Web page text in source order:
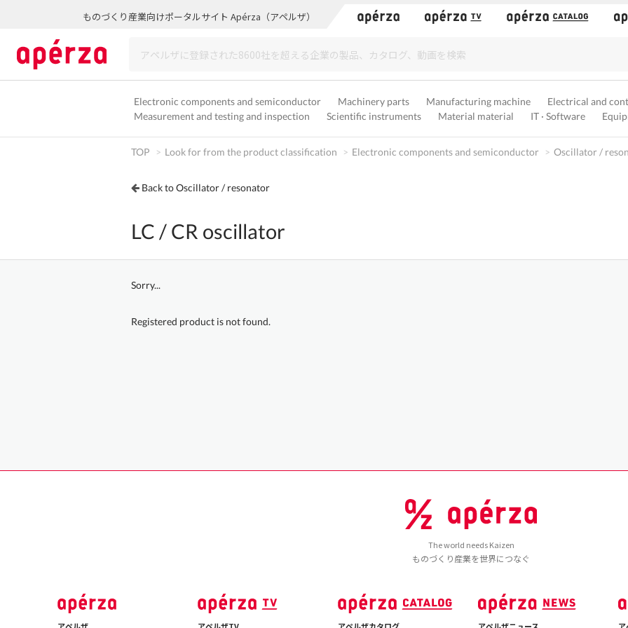
ものづくり産業向けポータルサイト Apérza（アペルザ）
Electronic components and semiconductor Machinery parts Manufacturing machine
Electrical and
Measurement and testing and inspection
Scientific instruments Material material IT · Software
TOP Look for from the product classification Electronic components and semiconductor Oscillator /
Back to Oscillator / resonator
LC / CR oscillator
Sorry...
Registered product is not found.
The world needs Kaizen
ものづくり産業を世界につなぐ